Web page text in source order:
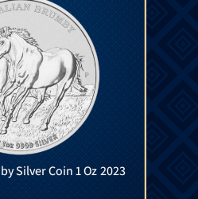
Silver Coin 1 Oz 2023